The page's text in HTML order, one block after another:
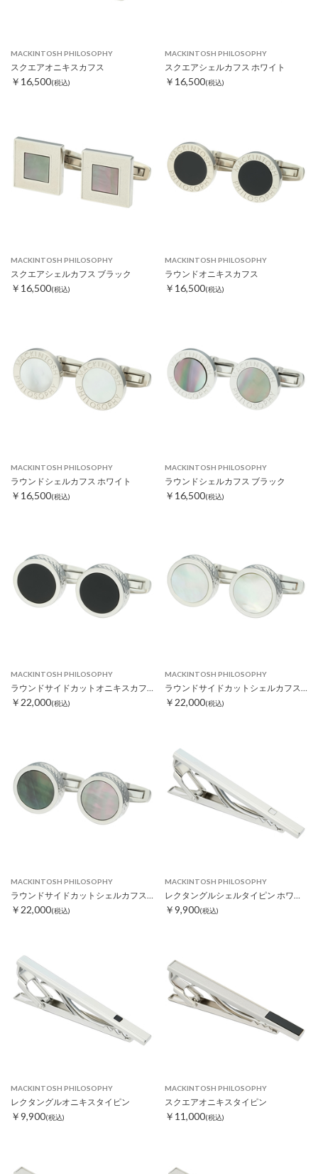
MACKINTOSH PHILOSOPHY
スクエアオニキスカフス
￥16,500(税込)
MACKINTOSH PHILOSOPHY
スクエアシェルカフス ホワイト
￥16,500(税込)
MACKINTOSH PHILOSOPHY
スクエアシェルカフス ブラック
￥16,500(税込)
MACKINTOSH PHILOSOPHY
ラウンドオニキスカフス
￥16,500(税込)
MACKINTOSH PHILOSOPHY
ラウンドシェルカフス ホワイト
￥16,500(税込)
MACKINTOSH PHILOSOPHY
ラウンドシェルカフス ブラック
￥16,500(税込)
MACKINTOSH PHILOSOPHY
ラウンドサイドカットオニキスカフス
￥22,000(税込)
MACKINTOSH PHILOSOPHY
ラウンドサイドカットシェルカフス ホワイト
￥22,000(税込)
MACKINTOSH PHILOSOPHY
￥22,000(税込)
MACKINTOSH PHILOSOPHY
￥9,900(税込)
MACKINTOSH PHILOSOPHY
レクタングルオニキスタイピン
￥9,900(税込)
MACKINTOSH PHILOSOPHY
スクエアオニキスタイピン
￥11,000(税込)